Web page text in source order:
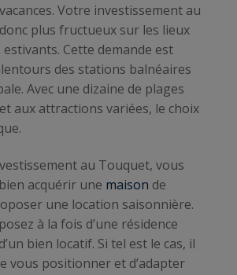
Votre investissement au
plus fructueux sur les lieux
Cette demande est
des stations balnéaires
Avec une dizaine de plages
aux attractions variées, le choix
au Touquet, vous
acquérir une maison de
une location saisonnière.
à la fois d’une résidence
bien locatif. Si tel est le cas, il
vous positionner et d’adapter